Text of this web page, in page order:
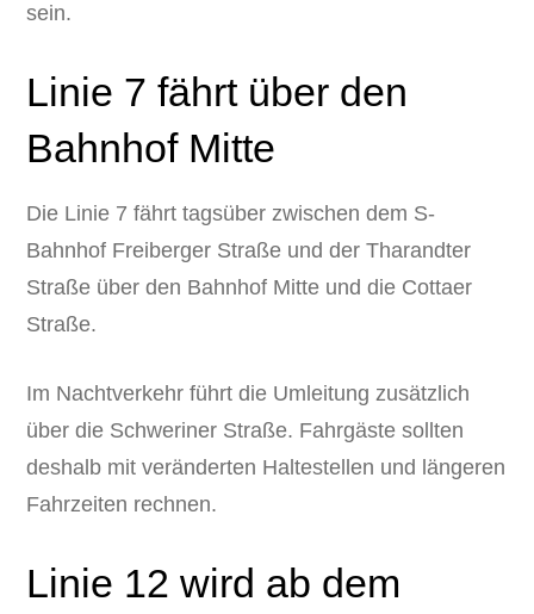
sein.
Linie 7 fährt über den
Bahnhof Mitte
Die Linie 7 fährt tagsüber zwischen dem S-
Bahnhof Freiberger Straße und der Tharandter
Straße über den Bahnhof Mitte und die Cottaer
Straße.
Im Nachtverkehr führt die Umleitung zusätzlich
über die Schweriner Straße. Fahrgäste sollten
deshalb mit veränderten Haltestellen und längeren
Fahrzeiten rechnen.
Linie 12 wird ab dem